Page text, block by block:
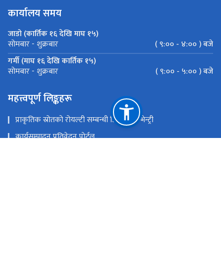
कार्यालय समय
जाडो (कार्तिक १६ देखि माघ १५)
सोमबार - शुक्रबार
( ९:०० - ४:०० ) बजे
गर्मी (माघ १६ देखि कार्तिक १५)
सोमबार - शुक्रबार ( ९:०० - ५:०० ) बजे
महत्त्वपूर्ण लिङ्कहरू
प्राकृतिक स्रोतको रोयल्टी सम्बन्धी डिजिटल इन्भेन्ट्री
कार्यसम्पादन प्रतिवेदन पाेर्टल